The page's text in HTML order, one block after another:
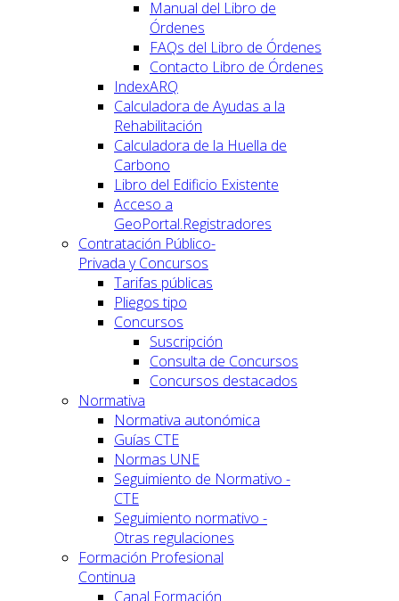
Manual del Libro de
Órdenes
FAQs del Libro de Órdenes
Contacto Libro de Órdenes
IndexARQ
Calculadora de Ayudas a la
Rehabilitación
Calculadora de la Huella de
Carbono
Libro del Edificio Existente
Acceso a
GeoPortal.Registradores
Contratación Público-
Privada y Concursos
Tarifas públicas
Pliegos tipo
Concursos
Suscripción
Consulta de Concursos
Concursos destacados
Normativa
Normativa autonómica
Guías CTE
Normas UNE
Seguimiento de Normativo -
CTE
Seguimiento normativo -
Otras regulaciones
Formación Profesional
Continua
Canal Formación